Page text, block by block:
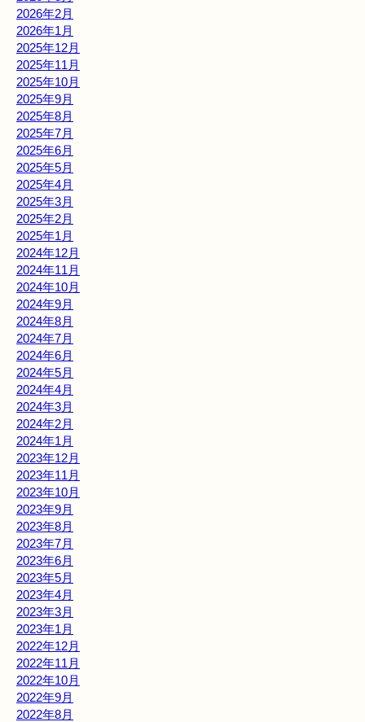
2026年2月
2026年1月
2025年12月
2025年11月
2025年10月
2025年9月
2025年8月
2025年7月
2025年6月
2025年5月
2025年4月
2025年3月
2025年2月
2025年1月
2024年12月
2024年11月
2024年10月
2024年9月
2024年8月
2024年7月
2024年6月
2024年5月
2024年4月
2024年3月
2024年2月
2024年1月
2023年12月
2023年11月
2023年10月
2023年9月
2023年8月
2023年7月
2023年6月
2023年5月
2023年4月
2023年3月
2023年1月
2022年12月
2022年11月
2022年10月
2022年9月
2022年8月